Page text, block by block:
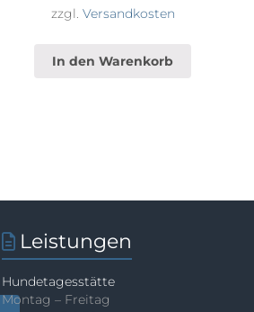
zzgl. Versandkosten
In den Warenkorb
Leistungen
Hundetagesstätte
Montag – Freitag